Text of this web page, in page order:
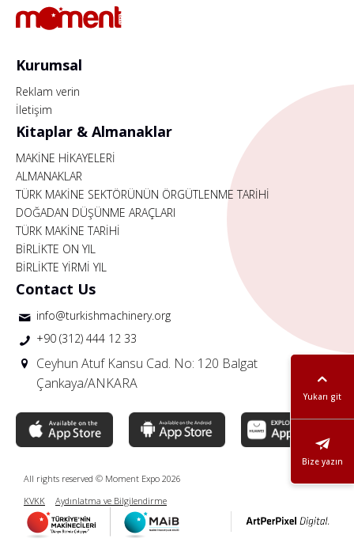
Yukarı git
Bize yazın
Kurumsal
Reklam verin
İletişim
Kitaplar & Almanaklar
MAKİNE HİKAYELERİ
ALMANAKLAR
TÜRK MAKİNE SEKTÖRÜNÜN ÖRGÜTLENME TARİHİ
DOĞADAN DÜŞÜNME ARAÇLARI
TÜRK MAKİNE TARİHİ
BİRLİKTE ON YIL
BİRLİKTE YİRMİ YIL
Contact Us
info@turkishmachinery.org
+90 (312) 444 12 33
Ceyhun Atuf Kansu Cad. No: 120 Balgat
Çankaya/ANKARA
All rights reserved © Moment Expo 2026
KVKK
Aydınlatma ve Bilgilendirme